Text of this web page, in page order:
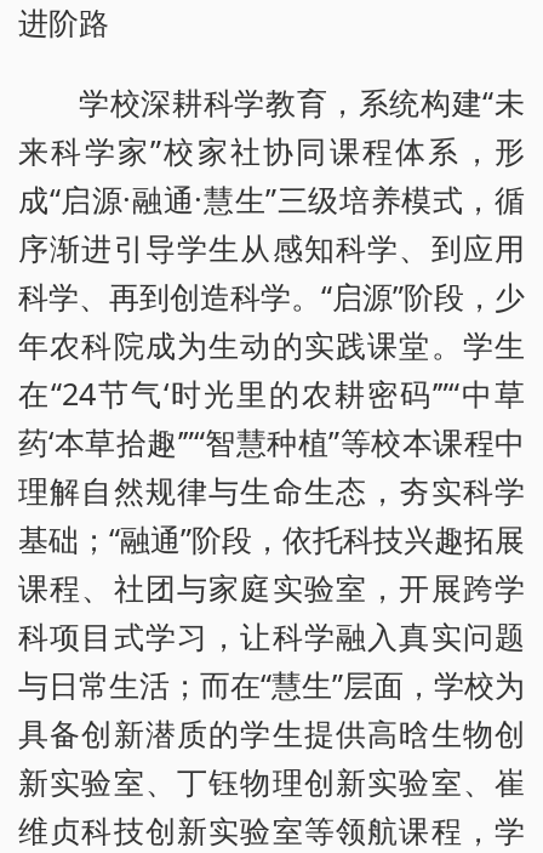
进阶路
学校深耕科学教育，系统构建“未
来科学家”校家社协同课程体系，形
成“启源·融通·慧生”三级培养模式，循
序渐进引导学生从感知科学、到应用
科学、再到创造科学。“启源”阶段，少
年农科院成为生动的实践课堂。学生
在“24节气‘时光里的农耕密码’”“中草
药‘本草拾趣’”“智慧种植”等校本课程中
理解自然规律与生命生态，夯实科学
基础；“融通”阶段，依托科技兴趣拓展
课程、社团与家庭实验室，开展跨学
科项目式学习，让科学融入真实问题
与日常生活；而在“慧生”层面，学校为
具备创新潜质的学生提供高晗生物创
新实验室、丁钰物理创新实验室、崔
维贞科技创新实验室等领航课程，学